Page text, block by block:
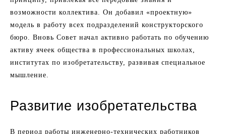
возможности коллектива. Он добавил «проектную»
модель в работу всех подразделений конструкторского
бюро. Вновь Совет начал активно работать по обучению
активу ячеек общества в профессиональных школах,
институтах по изобретательству, развивая специальное
мышление.
Развитие изобретательства
В период работы инженерно-технических работников